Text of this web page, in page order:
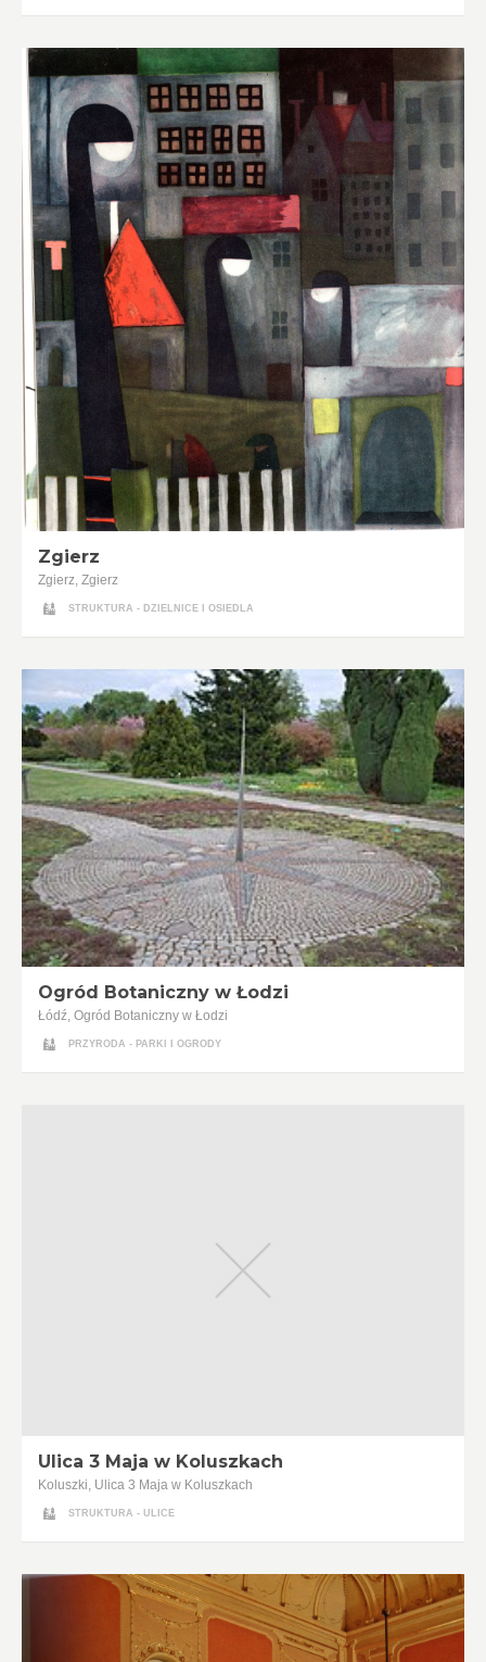
Zgierz
Zgierz, Zgierz
STRUKTURA - DZIELNICE I OSIEDLA
Ogród Botaniczny w Łodzi
Łódź, Ogród Botaniczny w Łodzi
PRZYRODA - PARKI I OGRODY
Ulica 3 Maja w Koluszkach
Koluszki, Ulica 3 Maja w Koluszkach
STRUKTURA - ULICE